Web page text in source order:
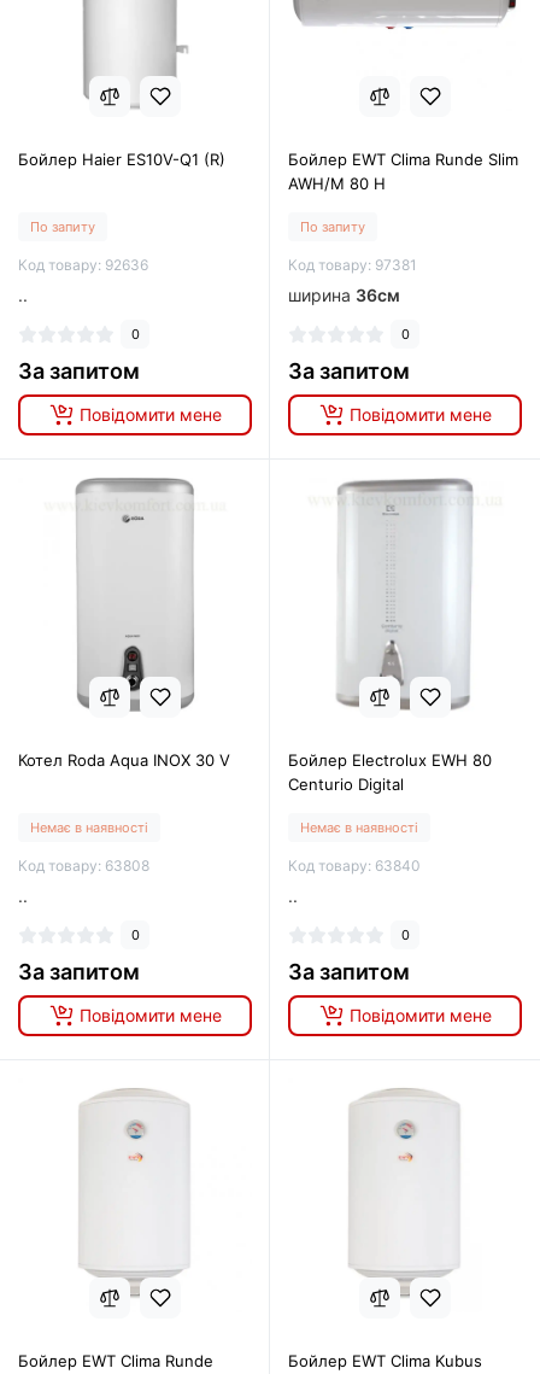
Бойлер Haier ES10V-Q1 (R)
По запиту
Код товару: 92636
..
0
За запитом
Повідомити мене
Бойлер EWT Clima Runde Slim
AWH/M 80 H
По запиту
Код товару: 97381
ширина 36см
0
За запитом
Повідомити мене
Котел Roda Aqua INOX 30 V
Немає в наявності
Код товару: 63808
..
0
За запитом
Повідомити мене
Бойлер Electrolux EWH 80
Centurio Digital
Немає в наявності
Код товару: 63840
..
0
За запитом
Повідомити мене
Бойлер EWT Clima Runde
Бойлер EWT Clima Kubus